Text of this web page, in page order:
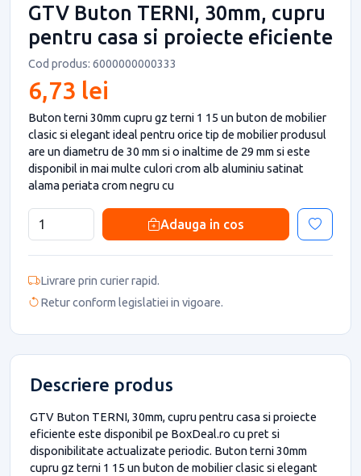
GTV Buton TERNI, 30mm, cupru
pentru casa si proiecte eficiente
Cod produs: 6000000000333
6,73 lei
Buton terni 30mm cupru gz terni 1 15 un buton de mobilier
clasic si elegant ideal pentru orice tip de mobilier produsul
are un diametru de 30 mm si o inaltime de 29 mm si este
disponibil in mai multe culori crom alb aluminiu satinat
alama periata crom negru cu
Adauga in cos
Livrare prin curier rapid.
Retur conform legislatiei in vigoare.
Descriere produs
GTV Buton TERNI, 30mm, cupru pentru casa si proiecte
eficiente este disponibil pe BoxDeal.ro cu pret si
disponibilitate actualizate periodic. Buton terni 30mm
cupru gz terni 1 15 un buton de mobilier clasic si elegant